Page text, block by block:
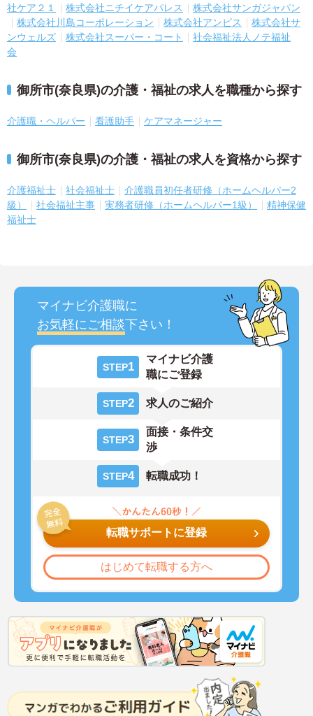
社ケア２１
株式会社ニチイケアパレス
株式会社サンガジャパン
株式会社川島コーポレーション
株式会社アンビス
株式会社サ
ンウェルズ
株式会社スーパー・コート
社会福祉法人ノテ福祉
会
御所市(奈良県)の介護・福祉の求人を職種から探す
介護職・ヘルパー 看護助手 ケアマネージャー
御所市(奈良県)の介護・福祉の求人を資格から探す
介護福祉士 社会福祉士
介護職員初任者研修（ホームヘルパー2
級）
社会福祉主事 実務者研修（ホームヘルパー1級）
精神保健
福祉士
マイナビ介護職に
お気軽にご相談下さい！
STEP1
マイナビ介護
職にご登録
STEP2 求人のご紹介
STEP3
面接・条件交
渉
STEP4 転職成功！
転職サポートに登録
はじめて転職する方へ